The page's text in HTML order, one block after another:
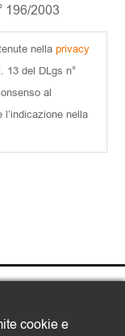
196/2003
nellaprivacy
13 del DLgs n°
al
nella
cookie e